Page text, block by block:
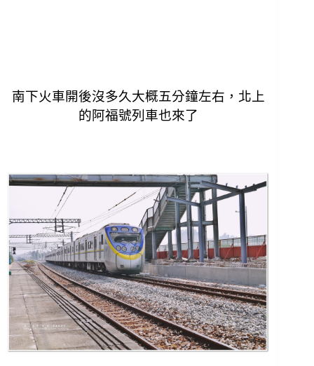
南下火車開後沒多久大概五分鐘左右，北上
的阿福號列車也來了